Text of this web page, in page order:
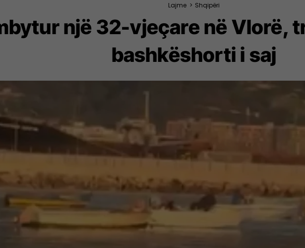
Lajme > Shqipëri
një 32-vjeçare në Vlorë,
bashkëshorti i saj